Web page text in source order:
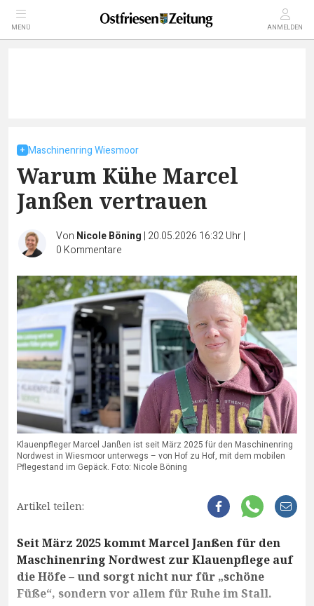
MENÜ ANMELDEN
Maschinenring Wiesmoor
Warum Kühe Marcel
Janßen vertrauen
Von Nicole Böning | 20.05.2026 16:32 Uhr|
0 Kommentare
Klauenpfleger Marcel Janßen ist seit März 2025 für den Maschinenring
Nordwest in Wiesmoor unterwegs – von Hof zu Hof, mit dem mobilen
Pflegestand im Gepäck. Foto: Nicole Böning
Artikel teilen:
Seit März 2025 kommt Marcel Janßen für den
Maschinenring Nordwest zur Klauenpflege auf
die Höfe – und sorgt nicht nur für „schöne
Füße“, sondern vor allem für Ruhe im Stall.